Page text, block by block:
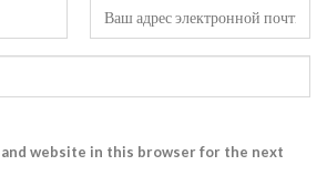
and website in this browser for the next